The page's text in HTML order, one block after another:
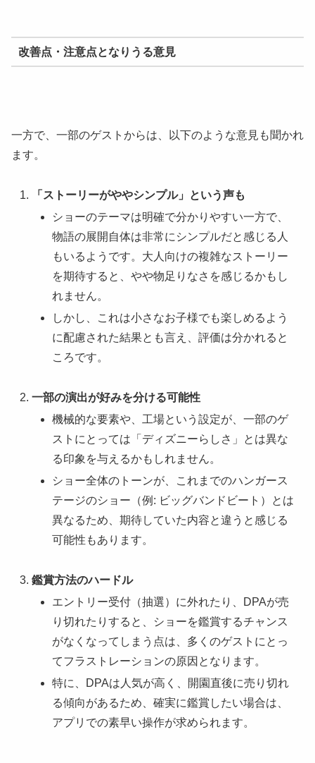
改善点・注意点となりうる意見
一方で、一部のゲストからは、以下のような意見も聞かれ
ます。
「ストーリーがややシンプル」という声も
ショーのテーマは明確で分かりやすい一方で、
物語の展開自体は非常にシンプルだと感じる人
もいるようです。大人向けの複雑なストーリー
を期待すると、やや物足りなさを感じるかもし
れません。
しかし、これは小さなお子様でも楽しめるよう
に配慮された結果とも言え、評価は分かれると
ころです。
一部の演出が好みを分ける可能性
機械的な要素や、工場という設定が、一部のゲ
ストにとっては「ディズニーらしさ」とは異な
る印象を与えるかもしれません。
ショー全体のトーンが、これまでのハンガース
テージのショー（例: ビッグバンドビート）とは
異なるため、期待していた内容と違うと感じる
可能性もあります。
鑑賞方法のハードル
エントリー受付（抽選）に外れたり、DPAが売
り切れたりすると、ショーを鑑賞するチャンス
がなくなってしまう点は、多くのゲストにとっ
てフラストレーションの原因となります。
特に、DPAは人気が高く、開園直後に売り切れ
る傾向があるため、確実に鑑賞したい場合は、
アプリでの素早い操作が求められます。